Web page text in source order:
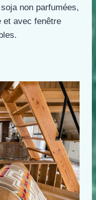
non parfumées,
et avec fenêtre